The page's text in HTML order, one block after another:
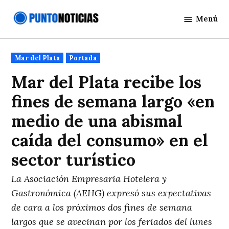
Noticias
Menú
Publicado
en
Mar del Plata Portada
Mar del Plata recibe los
fines de semana largo «en
medio de una abismal
caída del consumo» en el
sector turístico
La Asociación Empresaria Hotelera y
Gastronómica (AEHG) expresó sus expectativas
de cara a los próximos dos fines de semana
largos que se avecinan por los feriados del lunes